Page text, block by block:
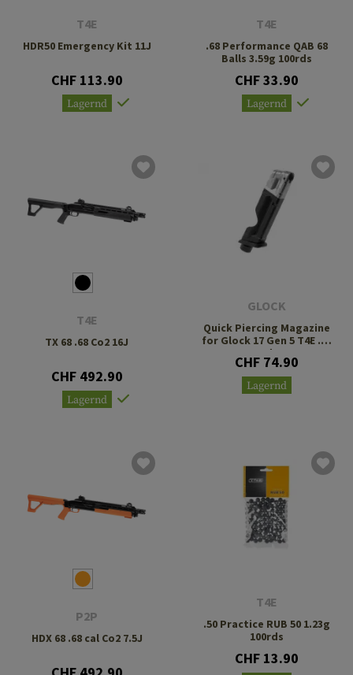
T4E
HDR50 Emergency Kit 11J
CHF 113.90
Lagernd
T4E
.68 Performance QAB 68
Balls 3.59g 100rds
CHF 33.90
Lagernd
T4E
TX 68 .68 Co2 16J
CHF 492.90
Lagernd
GLOCK
Quick Piercing Magazine
for Glock 17 Gen 5 T4E .43
8rds
CHF 74.90
Lagernd
P2P
HDX 68 .68 cal Co2 7.5J
T4E
.50 Practice RUB 50 1.23g
100rds
CHF 13.90